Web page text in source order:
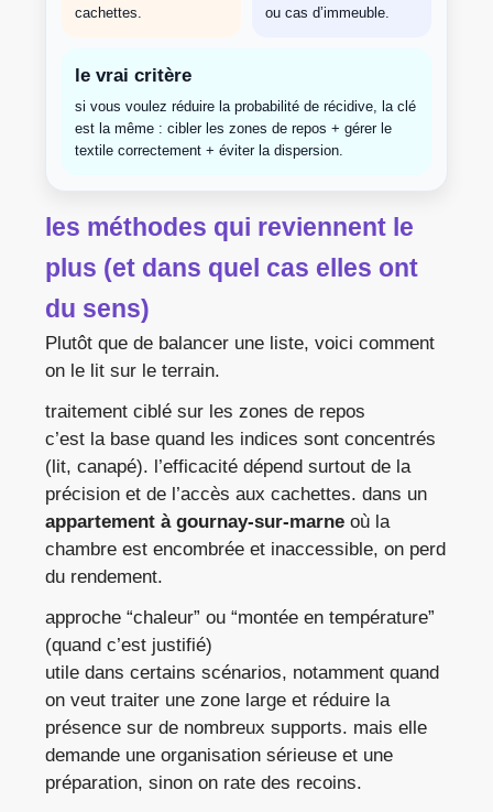
cachettes.
ou cas d’immeuble.
le vrai critère
si vous voulez réduire la probabilité de récidive, la clé
est la même : cibler les zones de repos + gérer le
textile correctement + éviter la dispersion.
les méthodes qui reviennent le
plus (et dans quel cas elles ont
du sens)
Plutôt que de balancer une liste, voici comment
on le lit sur le terrain.
traitement ciblé sur les zones de repos
c’est la base quand les indices sont concentrés
(lit, canapé). l’efficacité dépend surtout de la
précision et de l’accès aux cachettes. dans un
appartement à gournay-sur-marne où la
chambre est encombrée et inaccessible, on perd
du rendement.
approche “chaleur” ou “montée en température”
(quand c’est justifié)
utile dans certains scénarios, notamment quand
on veut traiter une zone large et réduire la
présence sur de nombreux supports. mais elle
demande une organisation sérieuse et une
préparation, sinon on rate des recoins.